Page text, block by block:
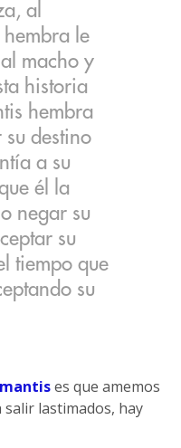
al
le
macho y
historia
hembra
su destino
a su
él la
negar su
su
tiempo que
su
es que amemos
lastimados, hay